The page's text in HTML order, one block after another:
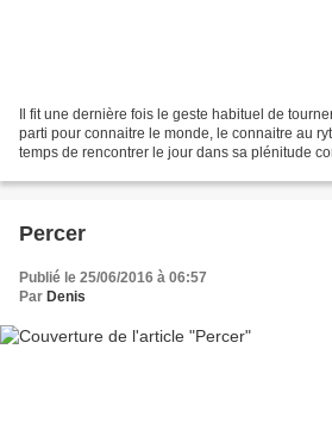
Il fit une dernière fois le geste habituel de
parti pour connaitre le monde, le connaitre au
temps de rencontrer le jour dans sa plénitude
Percer
Publié le 25/06/2016 à 06:57
Par Denis